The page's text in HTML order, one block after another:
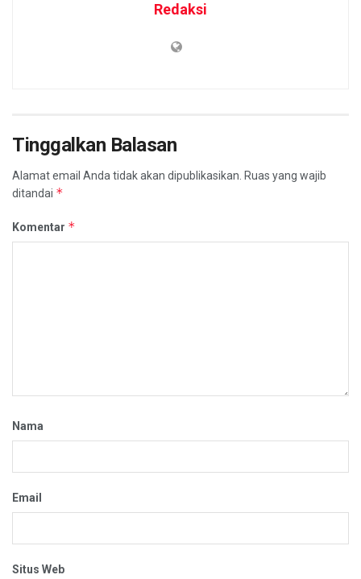
Redaksi
Tinggalkan Balasan
Alamat email Anda tidak akan dipublikasikan. Ruas yang wajib
ditandai *
Komentar *
Nama
Email
Situs Web